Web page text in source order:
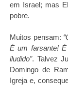
em Israel; mas
pobre.
Muitos pensam:
É um farsante!
iludido”. Talvez
Domingo de
Igreja e,